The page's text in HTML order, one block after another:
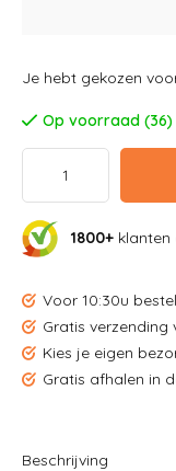
Je hebt gekozen
Op voorraad (36)
1800+ klanten
Voor 10:30u
Gratis verzending
Kies je eigen
Gratis afhalen in
Beschrijving